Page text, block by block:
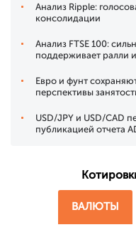
Анализ Ripple:
консолидации
Анализ FTSE 100:
поддерживает ралли
Евро и фунт
перспективы
USD/JPY и USD/CAD
публикацией отчета
ВАЛЮТЫ